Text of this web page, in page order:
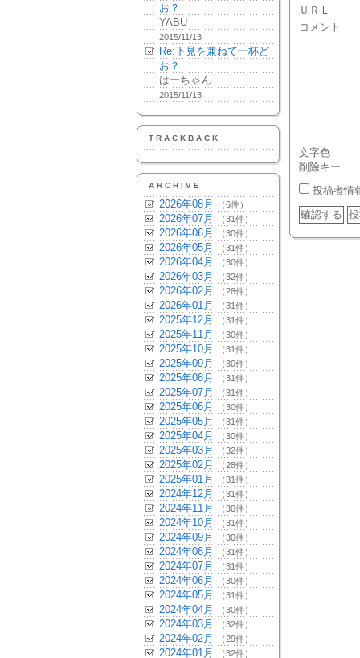
お？
YABU
2015/11/13
Re:下見を兼ねて一杯ど
お？
はーちゃん
2015/11/13
TRACKBACK
ARCHIVE
2026年08月 （6件）
2026年07月 （31件）
2026年06月 （30件）
2026年05月 （31件）
2026年04月 （30件）
2026年03月 （32件）
2026年02月 （28件）
2026年01月 （31件）
2025年12月 （31件）
2025年11月 （30件）
2025年10月 （31件）
2025年09月 （30件）
2025年08月 （31件）
2025年07月 （31件）
2025年06月 （30件）
2025年05月 （31件）
2025年04月 （30件）
2025年03月 （32件）
2025年02月 （28件）
2025年01月 （31件）
2024年12月 （31件）
2024年11月 （30件）
2024年10月 （31件）
2024年09月 （30件）
2024年08月 （31件）
2024年07月 （31件）
2024年06月 （30件）
2024年05月 （31件）
2024年04月 （30件）
2024年03月 （32件）
2024年02月 （29件）
2024年01月 （32件）
ＵＲＬ
コメント
文字色
削除キー
投稿者情